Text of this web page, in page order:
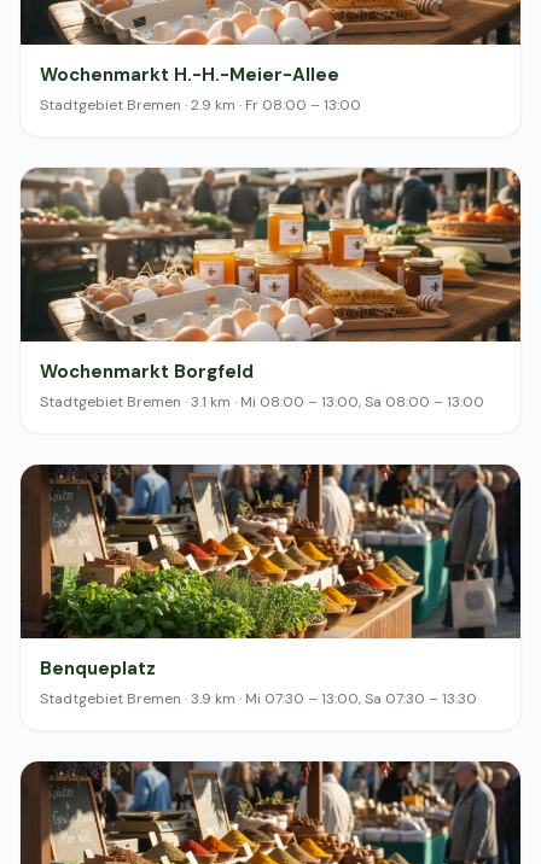
Wochenmarkt H.-H.-Meier-Allee
Stadtgebiet Bremen · 2.9 km · Fr 08:00 – 13:00
Wochenmarkt Borgfeld
Stadtgebiet Bremen · 3.1 km · Mi 08:00 – 13:00, Sa 08:00 – 13:00
Benqueplatz
Stadtgebiet Bremen · 3.9 km · Mi 07:30 – 13:00, Sa 07:30 – 13:30